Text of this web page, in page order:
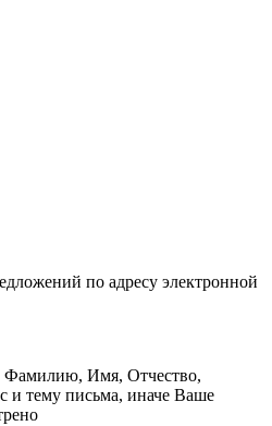
по адресу электронной
Фамилию, Имя, Отчество,
и тему письма, иначе Ваше